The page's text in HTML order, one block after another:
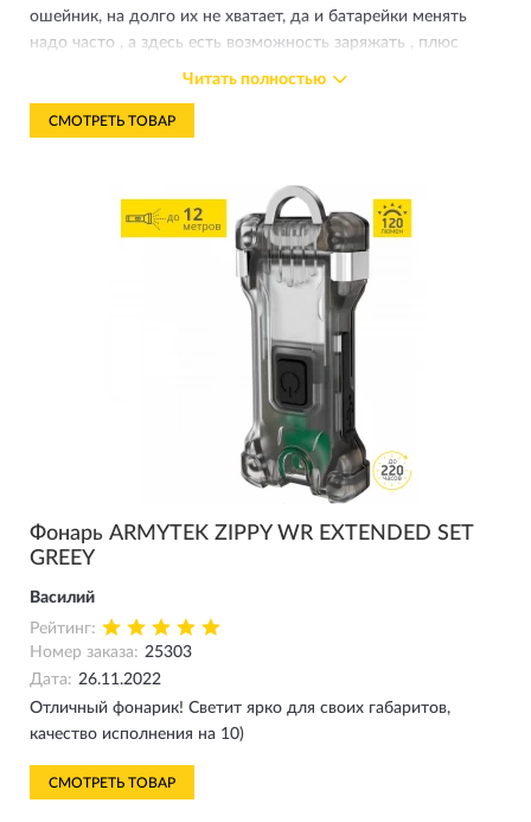
ошейник, на долго их не хватает, да и батарейки менять
надо часто , а здесь есть возможность заряжать , плюс
влагозащита и от тряски и вибрации ! Рекомендую , хотя по
повесить на всякий случай , но лучше на собаку ! Теперь у
Визард с2 про мах , Визард с2 WR , и теперь и у собаки есть
свой Армитек !!! Жене очень понравился Визард с2 WR -
красный свет супер , а мне сложно перестроится после
Викинга и Барракуды на ближний свет - всегда хочется
Читать полностью
СМОТРЕТЬ ТОВАР
Фонарь ARMYTEK ZIPPY WR EXTENDED SET
GREEY
Василий
Рейтинг:
Номер заказа: 25303
Дата: 26.11.2022
Отличный фонарик! Светит ярко для своих габаритов,
качество исполнения на 10)
СМОТРЕТЬ ТОВАР